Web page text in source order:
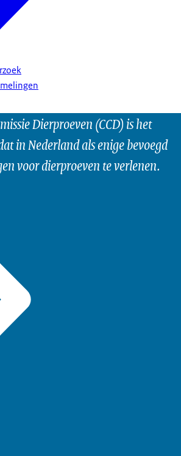
Dierproeven (CCD) is het
in Nederland als enige bevoegd
voor dierproeven te verlenen.